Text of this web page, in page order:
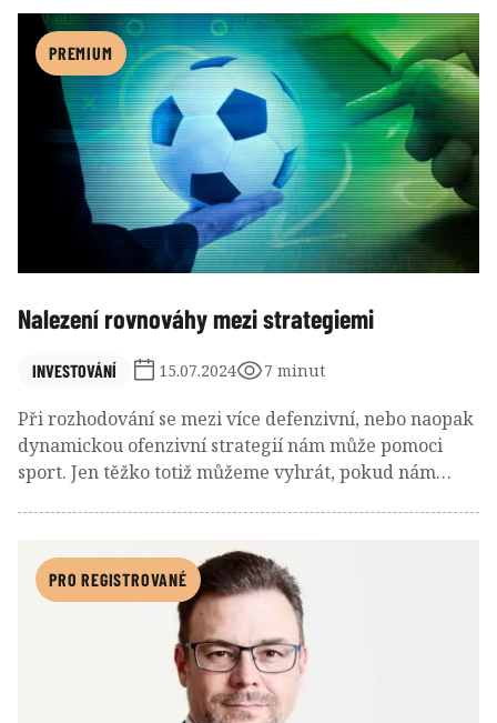
většina investorů stále vnímá ETF jako pasivní a
podílové fondy jako aktivní nástroj, aktivně
spravovaná ETF tuto hranici stírají. Tento fenomén,
který už v USA nabírá dech, se rychle šíří i po Evropě.
S přibývajícím počtem těchto produktů je jasné, že
aktivně spravovaná ETF jsou tu, aby změnily
dynamiku hry na globálním investičním poli.
PREMIUM
Nalezení rovnováhy mezi strategiemi
INVESTOVÁNÍ 15.07.2024 7 minut
Při rozhodování se mezi více defenzivní, nebo naopak
dynamickou ofenzivní strategií nám může pomoci
sport. Jen těžko totiž můžeme vyhrát, pokud nám
PRO REGISTROVANÉ